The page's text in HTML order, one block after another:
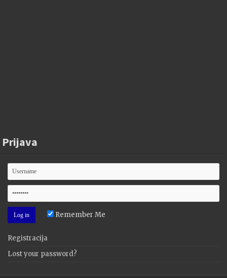
Prijava
Remember Me
Registracija
Lost your password?